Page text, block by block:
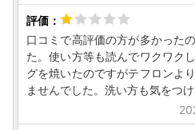
口コミで高評価の方が多かった
た。使い方等も読んでワクワク
グを焼いたのですがテフロンよ
ませんでした。洗い方も気をつ